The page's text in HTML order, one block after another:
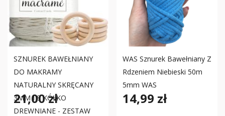
SZNUREK BAWEŁNIANY
DO MAKRAMY
NATURALNY SKRĘCANY
3MM I 8 KÓŁKO
DREWNIANE - ZESTAW
21,00 zł
WAS Sznurek Bawełniany Z
Rdzeniem Niebieski 50m
5mm WAS
14,99 zł